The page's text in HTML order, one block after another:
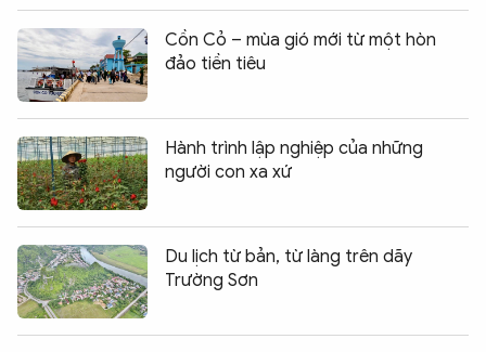
Cồn Cỏ – mùa gió mới từ một hòn
đảo tiền tiêu
Hành trình lập nghiệp của những
người con xa xứ
Du lịch từ bản, từ làng trên dãy
Trường Sơn